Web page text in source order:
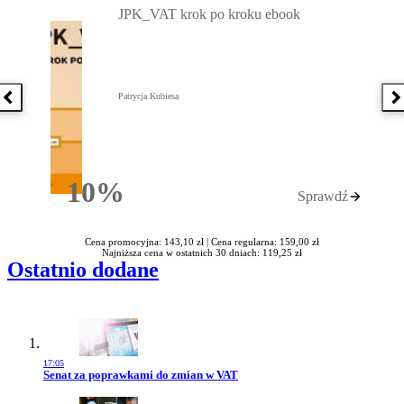
Poprzednia książka
10%Rabatu
JPK_VAT krok po kroku ebook
Patrycja Kubiesa
Sprawdź
Cena promocyjna: 143,10 zł | Cena regularna: 159,00 zł
Najniższa cena w ostatnich 30 dniach: 119,25 zł
Ostatnio dodane
17:05
Przejdź do artykułu:
Senat za poprawkami do zmian w VAT